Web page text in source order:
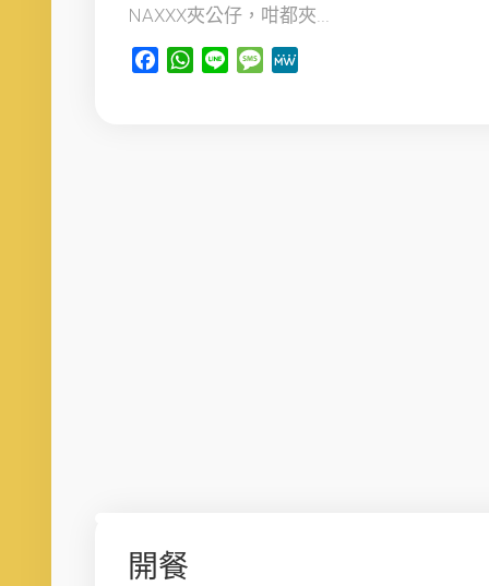
NAXXX夾公仔，咁都夾...
FacebookWhatsApp
Line Message
開餐